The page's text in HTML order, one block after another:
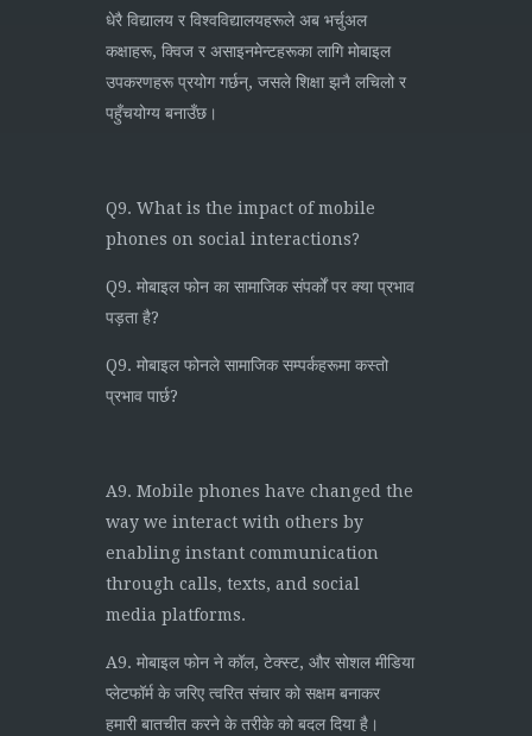
धेरै विद्यालय र विश्वविद्यालयहरूले अब भर्चुअल
कक्षाहरू, क्विज र असाइनमेन्टहरूका लागि मोबाइल
उपकरणहरू प्रयोग गर्छन्, जसले शिक्षा झनै लचिलो र
पहुँचयोग्य बनाउँछ।
Q9. What is the impact of mobile
phones on social interactions?
Q9. मोबाइल फोन का सामाजिक संपर्कों पर क्या प्रभाव
पड़ता है?
Q9. मोबाइल फोनले सामाजिक सम्पर्कहरूमा कस्तो
प्रभाव पार्छ?
A9. Mobile phones have changed the
way we interact with others by
enabling instant communication
through calls, texts, and social
media platforms.
A9. मोबाइल फोन ने कॉल, टेक्स्ट, और सोशल मीडिया
प्लेटफॉर्म के जरिए त्वरित संचार को सक्षम बनाकर
हमारी बातचीत करने के तरीके को बदल दिया है।